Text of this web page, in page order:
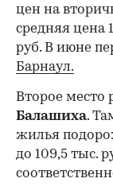
цен на
средняя цена
руб. В июне
Барнаул.
Второе место
Балашиха.
жилья
до 109,5 тыс.